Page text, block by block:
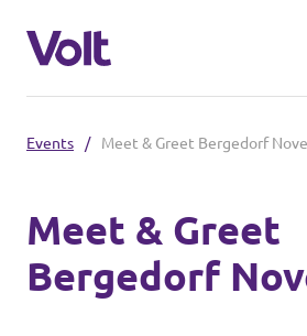
Volt in Deutschland
Website
Volt in deinem Bundesland
Programm
Events / Meet & Greet Bergedorf
Meet & Greet
Bergedorf